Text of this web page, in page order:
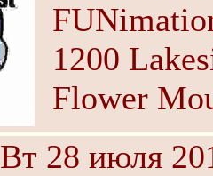
1200
Flower
Вт 28 июля